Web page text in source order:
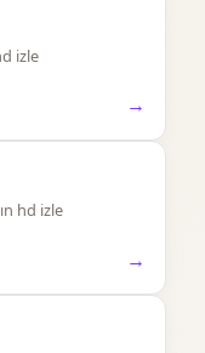
izle
→
hd izle
→